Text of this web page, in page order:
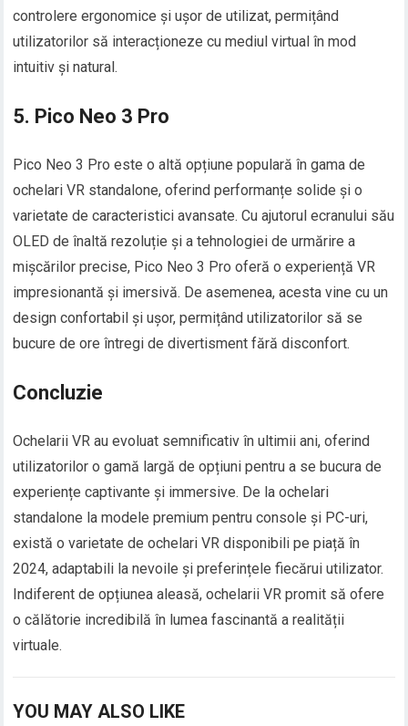
controlere ergonomice și ușor de utilizat, permițând
utilizatorilor să interacționeze cu mediul virtual în mod
intuitiv și natural.
5. Pico Neo 3 Pro
Pico Neo 3 Pro este o altă opțiune populară în gama de
ochelari VR standalone, oferind performanțe solide și o
varietate de caracteristici avansate. Cu ajutorul ecranului său
OLED de înaltă rezoluție și a tehnologiei de urmărire a
mișcărilor precise, Pico Neo 3 Pro oferă o experiență VR
impresionantă și imersivă. De asemenea, acesta vine cu un
design confortabil și ușor, permițând utilizatorilor să se
bucure de ore întregi de divertisment fără disconfort.
Concluzie
Ochelarii VR au evoluat semnificativ în ultimii ani, oferind
utilizatorilor o gamă largă de opțiuni pentru a se bucura de
experiențe captivante și immersive. De la ochelari
standalone la modele premium pentru console și PC-uri,
există o varietate de ochelari VR disponibili pe piață în
2024, adaptabili la nevoile și preferințele fiecărui utilizator.
Indiferent de opțiunea aleasă, ochelarii VR promit să ofere
o călătorie incredibilă în lumea fascinantă a realității
virtuale.
YOU MAY ALSO LIKE